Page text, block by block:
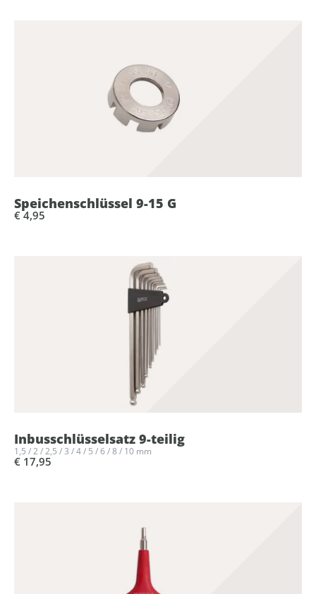
Speichenschlüssel 9-15 G
€ 4,95
Inbusschlüsselsatz 9-teilig
1,5 / 2 / 2,5 / 3 / 4 / 5 / 6 / 8 / 10 mm
€ 17,95